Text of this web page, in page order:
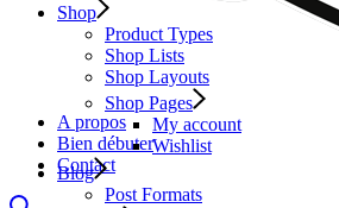
A propos
Bien débuter
Contact
Shop
Product Types
Shop Lists
Shop Layouts
Shop Pages
My account
Wishlist
Blog
Post Formats